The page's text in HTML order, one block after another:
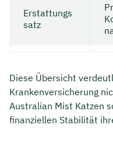
Erstattungs
satz
Diese Übersicht
Krankenversicherung
Australian Mist Katzen
finanziellen Stabilität